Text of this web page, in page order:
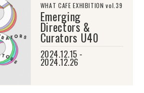
WHAT CAFE EXHIBITION vol.39
Emerging
Directors &
Curators U40
2024.12.15 -
2024.12.26